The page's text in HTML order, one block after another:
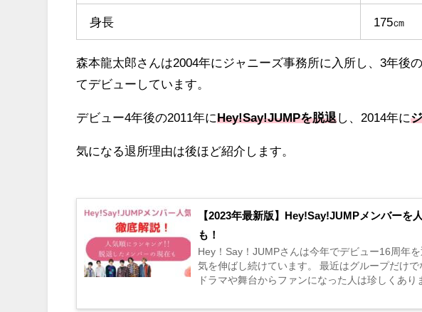
身長 175㎝
森本龍太郎さんは2004年にジャニーズ事務所に入所し、3年後
てデビューしています。
デビュー4年後の2011年にHey!Say!JUMPを脱退し、2014年に
気になる退所理由は後ほど紹介します。
【2023年最新版】Hey!Say!JUMPメンバーを
も！
Hey！Say！JUMPさんは今年でデビュー16周年
気を伸ばし続けています。 最近はグループだけ
ドラマや舞台からファンになった人は珍しくあ